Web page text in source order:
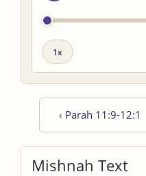
Playback
‹ Parah 11:9-12:1
Mishnah Text